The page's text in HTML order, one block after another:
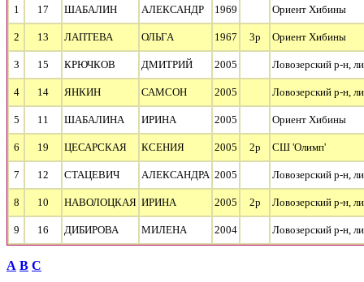
1 17 ШАБАЛИН АЛЕКСАНДР 1969 Ориент Хибины
2 13 ЛАПТЕВА ОЛЬГА 1967 3р Ориент Хибины
3 15 КРЮЧКОВ ДМИТРИЙ 2005 Ловозерский р-н,
4 14 ЯНКИН САМСОН 2005 Ловозерский р-н,
5 11 ШАБАЛИНА ИРИНА 2005 Ориент Хибины
6 19 ЦЕСАРСКАЯ КСЕНИЯ 2005 2р СШ 'Олимп'
7 12 СТАЦЕВИЧ АЛЕКСАНДРА 2005 Ловозерский р-н,
8 10 НАВОЛОЦКАЯ ИРИНА 2005 2р Ловозерский р-н,
9 16 ДИБИРОВА МИЛЕНА 2004 Ловозерский р-н,
А В С